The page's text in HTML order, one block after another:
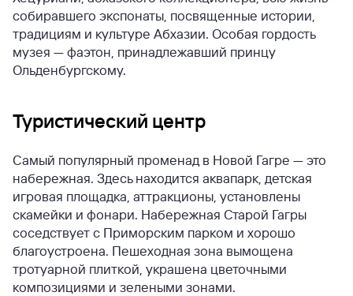
собиравшего экспонаты, посвященные истории,
традициям и культуре Абхазии. Особая гордость
музея — фаэтон, принадлежавший принцу
Ольденбургскому.
Туристический центр
Самый популярный променад в Новой Гагре — это
набережная. Здесь находится аквапарк, детская
игровая площадка, аттракционы, установлены
скамейки и фонари. Набережная Старой Гагры
соседствует с Приморским парком и хорошо
благоустроена. Пешеходная зона вымощена
тротуарной плиткой, украшена цветочными
композициями и зелеными зонами.